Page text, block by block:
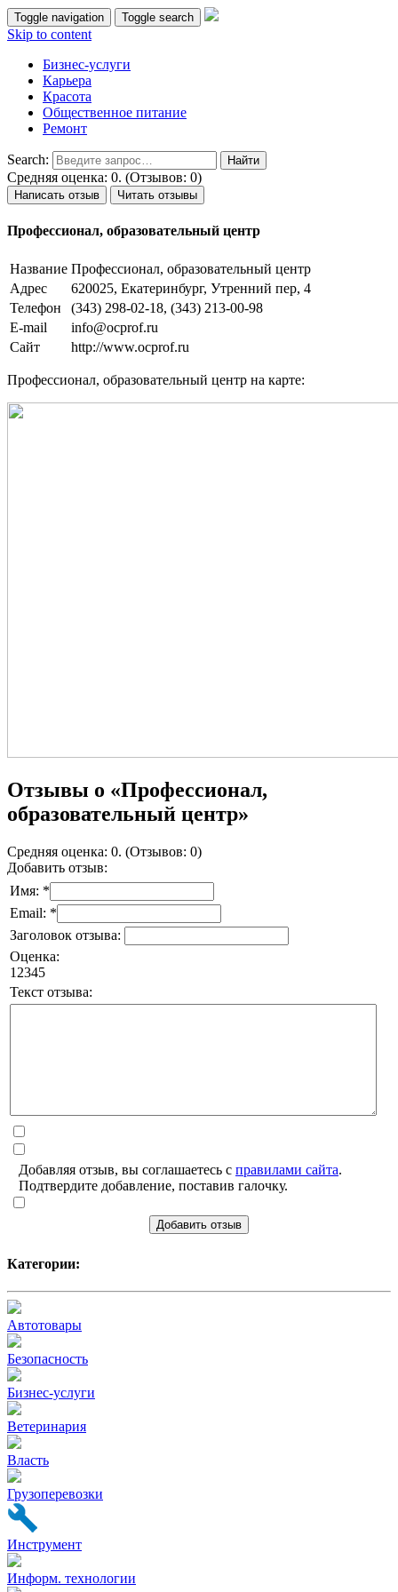
Toggle navigation Toggle search
Skip to content
Бизнес-услуги
Карьера
Красота
Общественное питание
Ремонт
Search:
Средняя оценка: 0. (Отзывов: 0)
Написать отзыв Читать отзывы
Профессионал, образовательный центр
Название Профессионал, образовательный центр
Адрес
620025, Екатеринбург, Утренний пер, 4
Телефон
(343) 298-02-18, (343) 213-00-98
E-mail
info@ocprof.ru
Сайт
http://www.ocprof.ru
Профессионал, образовательный центр на карте:
Отзывы о «Профессионал,
образовательный центр»
Средняя оценка: 0. (Отзывов: 0)
Добавить отзыв:
Имя: *
Email: *
Заголовок отзыва:
Оценка:
1 2345
Текст отзыва:
Добавляя отзыв, вы соглашаетесь с правилами сайта.
Подтвердите добавление, поставив галочку.
Добавить отзыв
Категории:
Автотовары
Безопасность
Бизнес-услуги
Ветеринария
Власть
Грузоперевозки
Инструмент
Информ. технологии